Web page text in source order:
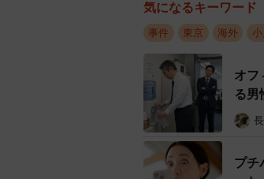
くこと」と呼びかけ
気になるキーワード
事件 東京 海外
オフ
る男
プチ